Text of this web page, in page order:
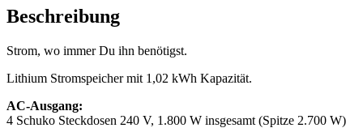
Beschreibung
Strom, wo immer Du ihn benötigst.
Lithium Stromspeicher mit 1,02 kWh Kapazität.
AC-Ausgang:
4 Schuko Steckdosen 240 V, 1.800 W insgesamt (Spitze 2.700 W)